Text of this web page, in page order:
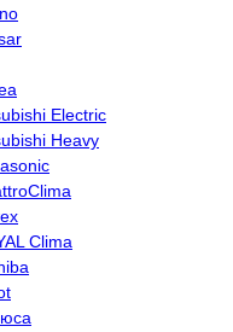
Electric
Heavy
Clima